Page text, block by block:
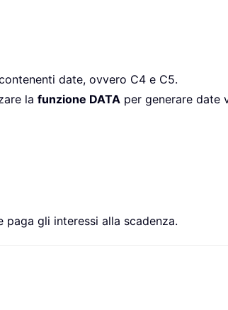
date, ovvero C4 e C5.
la funzione DATA per generare date
paga gli interessi alla scadenza.